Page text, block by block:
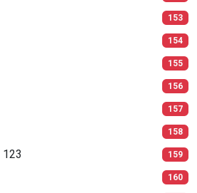
153
154
155
156
157
158
159
160